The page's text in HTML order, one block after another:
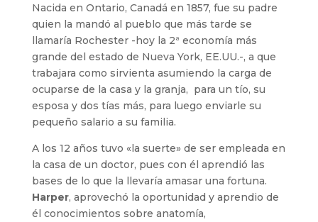
Nacida en Ontario, Canadá en 1857, fue su padre
quien la mandó al pueblo que más tarde se
llamaría Rochester -hoy la 2ª economía más
grande del estado de Nueva York, EE.UU.-, a que
trabajara como sirvienta asumiendo la carga de
ocuparse de la casa y la granja, para un tío, su
esposa y dos tías más, para luego enviarle su
pequeño salario a su familia.
A los 12 años tuvo «la suerte» de ser empleada en
la casa de un doctor, pues con él aprendió las
bases de lo que la llevaría amasar una fortuna.
Harper, aprovechó la oportunidad y aprendio de
él conocimientos sobre anatomía,